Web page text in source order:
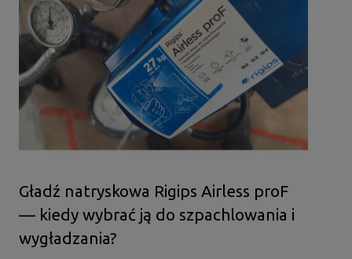
Gładź natryskowa Rigips Airless proF
— kiedy wybrać ją do szpachlowania i
wygładzania?